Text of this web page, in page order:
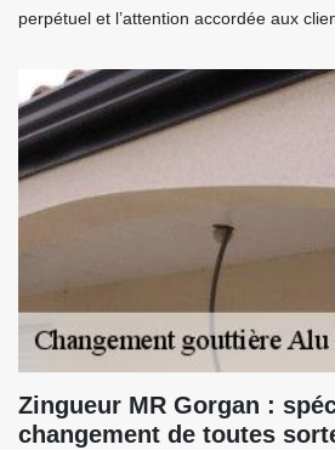
perpétuel et l’attention accordée aux
Zingueur MR Gorgan :
changement de toutes